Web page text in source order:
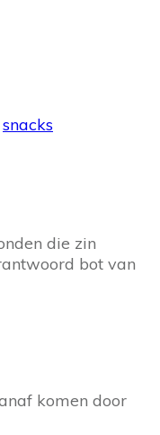
snacks
die zin
bot van
komen door